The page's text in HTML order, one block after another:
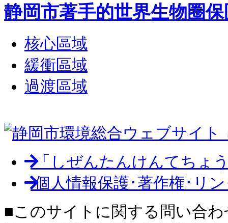
静岡市著手的世界生物圈保
核心區域
緩衝區域
過渡區域
「しぜんたんけんてちょ
個人情報保護･著作権･リ
■このサイトに関する問い合わ